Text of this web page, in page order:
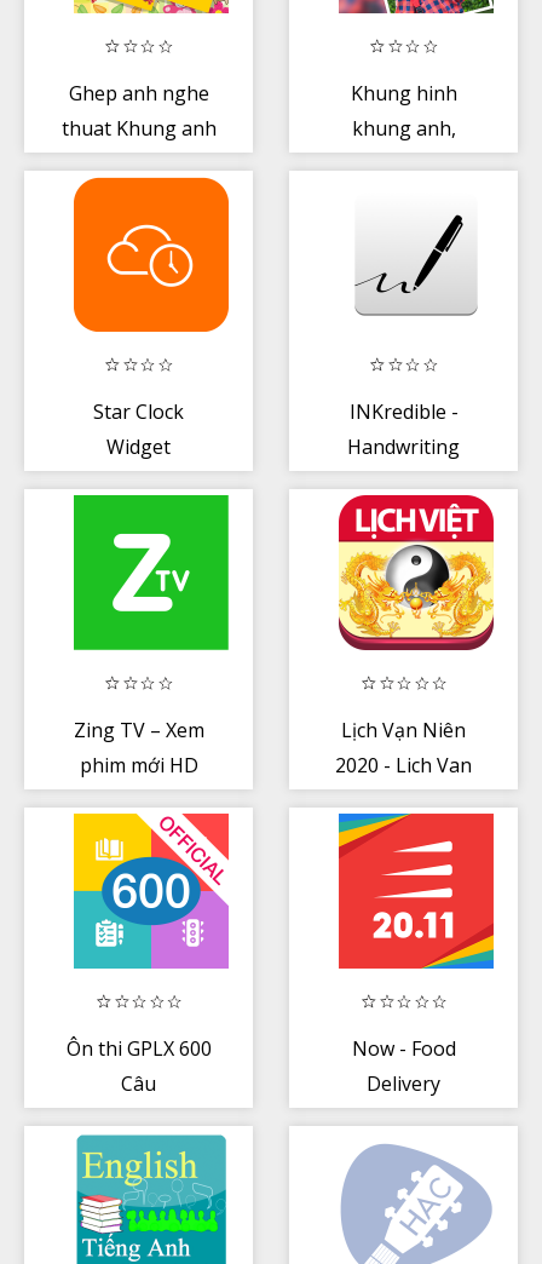
Ghep anh nghe
thuat Khung anh
Khung hinh
khung anh,
Star Clock
Widget
INKredible -
Handwriting
Zing TV – Xem
phim mới HD
Lịch Vạn Niên
2020 - Lich Van
Âm
Ôn thi GPLX 600
Câu
Now - Food
Delivery